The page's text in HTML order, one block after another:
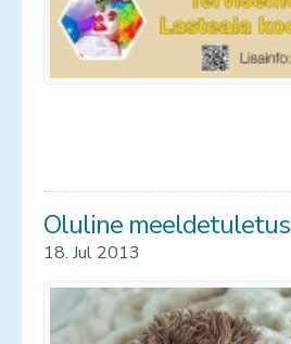
Oluline meeldetuletus
18. Jul 2013